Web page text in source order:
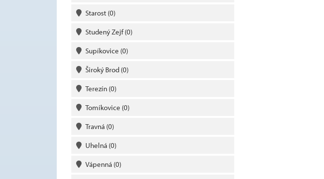
Starost (0)
Studený Zejf(0)
Supíkovice (0)
Široký Brod (0)
Terezín (0)
Tomíkovice (0)
Travná (0)
Uhelná (0)
Vápenná (0)